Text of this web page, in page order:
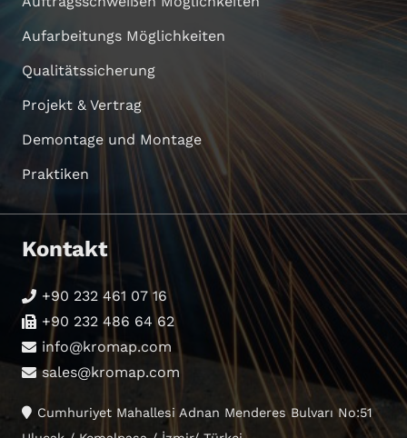
Aufarbeitungs Möglichkeiten
Qualitätssicherung
Projekt & Vertrag
Demontage und Montage
Praktiken
Kontakt
+90 232 461 07 16
+90 232 486 64 62
info@kromap.com
sales@kromap.com
Cumhuriyet Mahallesi Adnan Menderes Bulvarı No:51